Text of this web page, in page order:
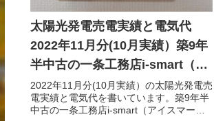
太陽光発電売電実績と電気代
2022年11月分(10月実績）築9年
半中古の一条工務店i-smart（ア
イスマート）
2022年11月分(10月実績）の太陽光発電売
電実績と電気代を書いています。築9年半
中古の一条工務店i-smart（アイスマー